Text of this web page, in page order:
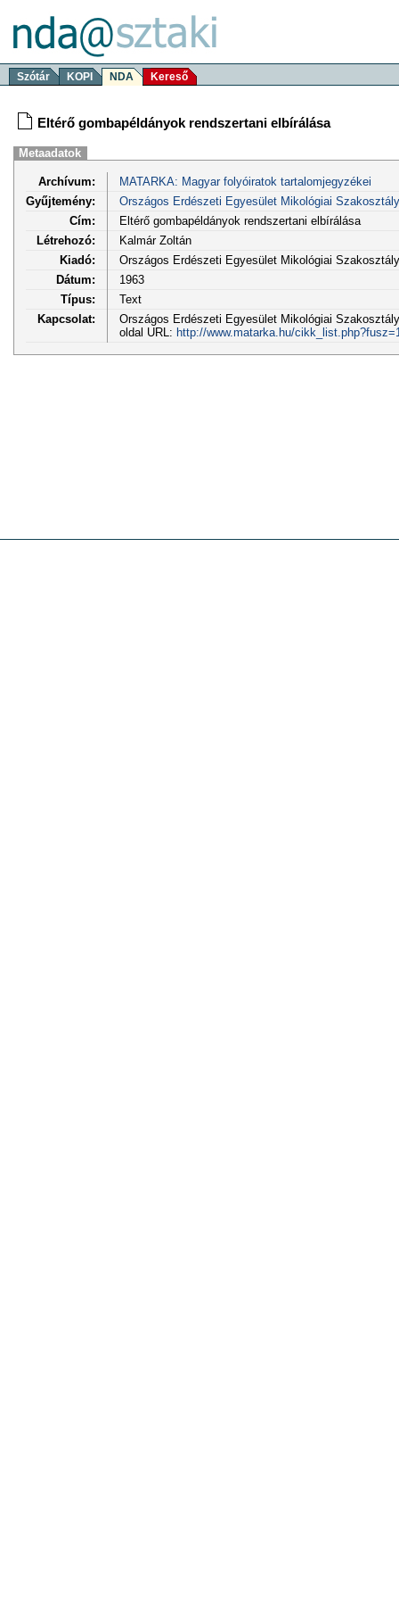
Szótár KOPI NDA Kereső
Eltérő gombapéldányok rendszertani elbírálása
Metaadatok
Archívum:
MATARKA: Magyar folyóiratok tartalomjegyzékei
Gyűjtemény:
Országos Erdészeti Egyesület Mikológiai
Cím:
Eltérő gombapéldányok rendszertani elbírálása
Létrehozó:
Kalmár Zoltán
Kiadó:
Országos Erdészeti Egyesület Mikológiai
Dátum:
1963
Típus:
Text
Kapcsolat:
Országos Erdészeti Egyesület Mikológiai
oldal URL: http://www.matarka.hu/